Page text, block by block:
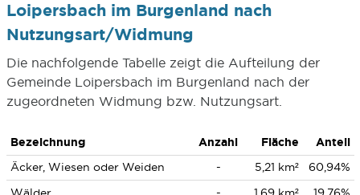
Loipersbach im Burgenland nach
Nutzungsart/Widmung
Die nachfolgende Tabelle zeigt die Aufteilung der
Gemeinde Loipersbach im Burgenland nach der
zugeordneten Widmung bzw. Nutzungsart.
Bezeichnung Anzahl Fläche
Anteil
Äcker, Wiesen oder Weiden
- 5,21 km²
60,94%